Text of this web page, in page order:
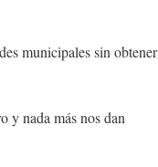
municipales sin obtener
y nada más nos dan